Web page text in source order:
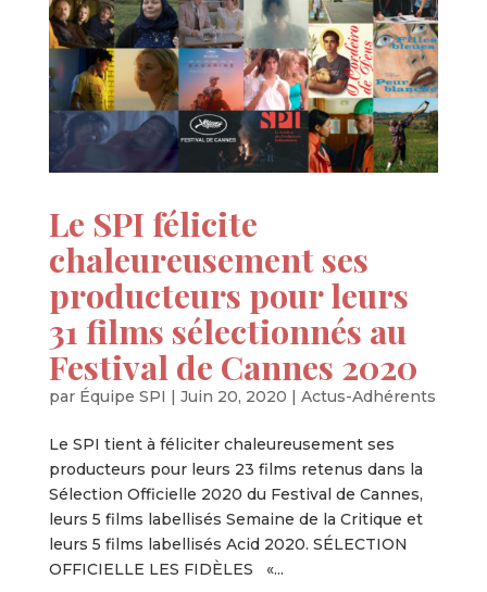
Le SPI félicite
chaleureusement ses
producteurs pour leurs
31 films sélectionnés au
Festival de Cannes 2020
par Équipe SPI | Juin 20, 2020 | Actus-Adhérents
Le SPI tient à féliciter chaleureusement ses
producteurs pour leurs 23 films retenus dans la
Sélection Officielle 2020 du Festival de Cannes,
leurs 5 films labellisés Semaine de la Critique et
leurs 5 films labellisés Acid 2020. SÉLECTION
OFFICIELLE LES FIDÈLES «...